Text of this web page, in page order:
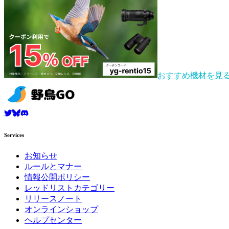
おすすめ機材を見
Services
お知らせ
ルールとマナー
情報公開ポリシー
レッドリストカテゴリー
リリースノート
オンラインショップ
ヘルプセンター